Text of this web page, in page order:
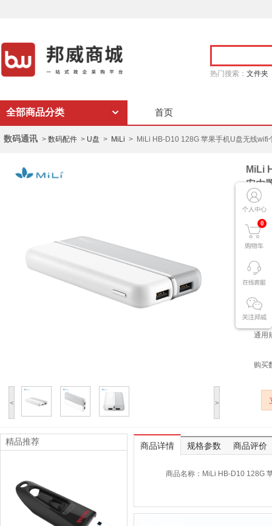
热门搜索： 文件夹
0
全部商品分类 首页
数码通讯 > 数码配件 > U盘 > MiLi > MiLi HB-D10 128G 苹果手机U盘无线wifi
< >
MiLi
安内
色 个
商
品
商品
服
通用
购买
精品推荐 商品详情 规格参数 商品评价